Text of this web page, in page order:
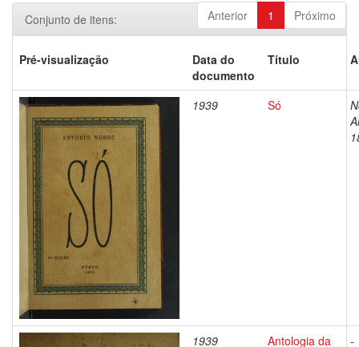
Anterior 1 Próximo
Conjunto de itens:
Pré-visualização
Data do
documento
Título
1939 Só
1939
Antologia da
-